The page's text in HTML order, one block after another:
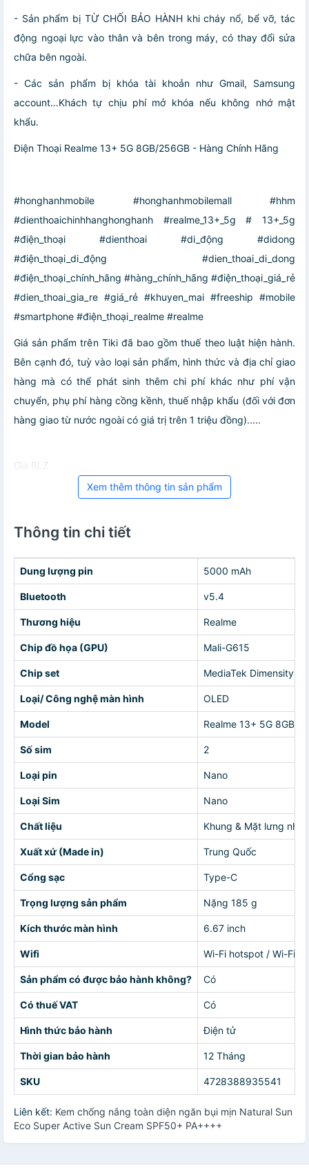
- Sản phẩm bị TỪ CHỐI BẢO HÀNH khi cháy nổ, bể vỡ, tác
động ngoại lực vào thân và bên trong máy, có thay đổi sửa
chữa bên ngoài.
- Các sản phẩm bị khóa tài khoản như Gmail, Samsung
account…Khách tự chịu phí mở khóa nếu không nhớ mật
khẩu.
Điện Thoại Realme 13+ 5G 8GB/256GB - Hàng Chính Hãng
#honghanhmobile #honghanhmobilemall #hhm
#dienthoaichinhhanghonghanh #realme_13+_5g # 13+_5g
#điện_thoại #dienthoai #di_động #didong
#điện_thoại_di_động #dien_thoai_di_dong
#điện_thoại_chính_hãng #hàng_chính_hãng #điện_thoại_giá_rẻ
#dien_thoai_gia_re #giá_rẻ #khuyen_mai #freeship #mobile
#smartphone #điện_thoại_realme #realme
Giá sản phẩm trên Tiki đã bao gồm thuế theo luật hiện hành.
Bên cạnh đó, tuỳ vào loại sản phẩm, hình thức và địa chỉ giao
hàng mà có thể phát sinh thêm chi phí khác như phí vận
chuyển, phụ phí hàng cồng kềnh, thuế nhập khẩu (đối với đơn
hàng giao từ nước ngoài có giá trị trên 1 triệu đồng).....
Giá BLZ
Xem thêm thông tin sản phẩm
Thông tin chi tiết
Dung lượng pin 5000 mAh
Bluetooth v5.4
Thương hiệu Realme
Chip đồ họa (GPU) Mali-G615
Chip set MediaTek Dimensity
Loại/ Công nghệ màn hình OLED
Model Realme 13+ 5G 8GB/
Số sim 2
Loại pin Nano
Loại Sim Nano
Chất liệu Khung & Mặt lưng nhựa
Xuất xứ (Made in) Trung Quốc
Cổng sạc Type-C
Trọng lượng sản phẩm Nặng 185 g
Kích thước màn hình 6.67 inch
Wifi Wi-Fi hotspot / Wi-Fi
Sản phẩm có được bảo hành không? Có
Có thuế VAT Có
Hình thức bảo hành Điện tử
Thời gian bảo hành 12 Tháng
SKU 4728388935541
Liên kết: Kem chống nắng toàn diện ngăn bụi mịn Natural Sun
Eco Super Active Sun Cream SPF50+ PA++++